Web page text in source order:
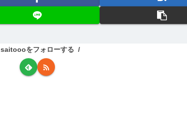
saitoooをフォローする